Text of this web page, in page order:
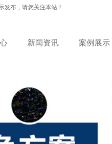
布，请您关注本站！
新闻资讯 案例展示